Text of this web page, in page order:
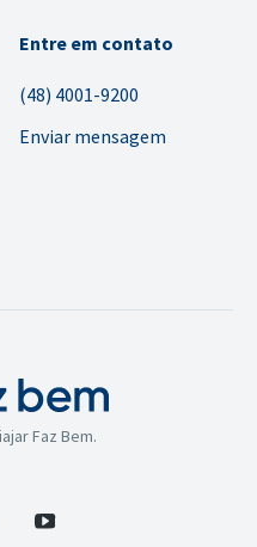
Entre em contato
(48) 4001-9200
Enviar mensagem
Faz Bem.
YouTube